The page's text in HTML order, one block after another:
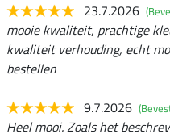
23.7.2026
mooie kwaliteit, prachtige
kwaliteit verhouding, echt
bestellen
9.7.2026
Heel mooi. Zoals het